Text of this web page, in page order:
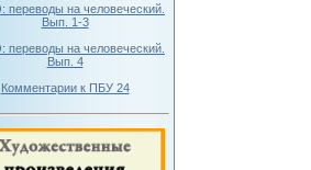
на человеческий.
Вып. 1-3
на человеческий.
Вып. 4
Комментарии к ПБУ 24